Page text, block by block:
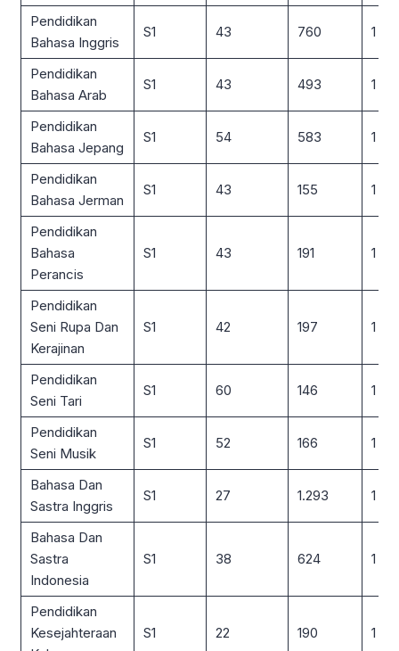
Pendidikan
Bahasa Inggris
S1 43 760 1 : 18
Pendidikan
Bahasa Arab
S1 43 493 1 : 11
Pendidikan
Bahasa Jepang
S1 54 583 1 : 11
Pendidikan
Bahasa Jerman
S1 43 155 1 : 4
Pendidikan
Bahasa
Perancis
S1 43 191 1 : 4
Pendidikan
Seni Rupa Dan
Kerajinan
S1 42 197 1 : 5
Pendidikan
Seni Tari
S1 60 146 1 : 2
Pendidikan
Seni Musik
S1 52 166 1 : 3
Bahasa Dan
Sastra Inggris
S1 27 1.293 1 :
Bahasa Dan
Sastra
Indonesia
S1 38 624 1 : 16
Pendidikan
Kesejahteraan
S1 22 190 1 : 9